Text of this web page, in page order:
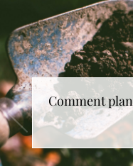
Comment
Comment